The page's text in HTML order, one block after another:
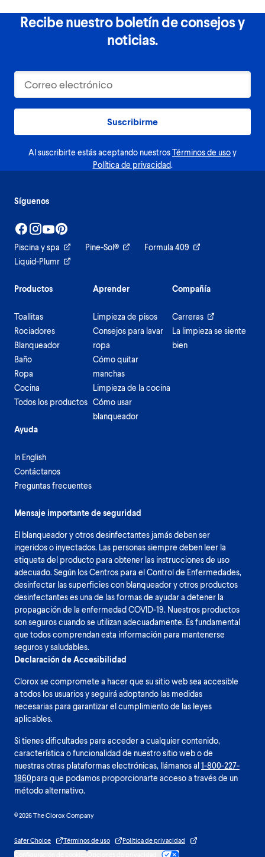
Recibe nuestro boletín de consejos y
noticias.
Suscribirme
Al suscribirte estás aceptando nuestrosTérminos de usoy
Política de privacidad.
Síguenos
Piscina y spa Pine-Sol®
Formula 409
Liquid-Plumr
Productos
Toallitas
Rociadores
Blanqueador
Baño
Ropa
Cocina
Todos los productos
Aprender
Limpieza de pisos
Consejos para lavar
ropa
Cómo quitar
manchas
Limpieza de la cocina
Cómo usar
blanqueador
Compañía
Carreras
La limpieza se siente
bien
Ayuda
In English
Contáctanos
Preguntas frecuentes
Mensaje importante de seguridad
El blanqueador y otros desinfectantes jamás deben ser
ingeridos o inyectados. Las personas siempre deben leer la
etiqueta del producto para obtener las instrucciones de uso
adecuado. Según los Centros para el Control de Enfermedades,
desinfectar las superficies con blanqueador y otros productos
desinfectantes es una de las formas de ayudar a detener la
propagación de la enfermedad COVID-19. Nuestros productos
son seguros cuando se utilizan adecuadamente. Es fundamental
que todos comprendan esta información para mantenerse
seguros y saludables.
Declaración de Accesibilidad
Clorox se compromete a hacer que su sitio web sea accesible
a todos los usuarios y seguirá adoptando las medidas
necesarias para garantizar el cumplimiento de las leyes
aplicables.
Si tienes dificultades para acceder a cualquier contenido,
característica o funcionalidad de nuestro sitio web o de
nuestras otras plataformas electrónicas, llámanos al1-800-227-
1860para que podamos proporcionarte acceso a través de un
método alternativo.
© 2026 The Clorox Company
Safer Choice Términos de uso
Política de privacidad
Configuración de cookiesOpciones de privacidad